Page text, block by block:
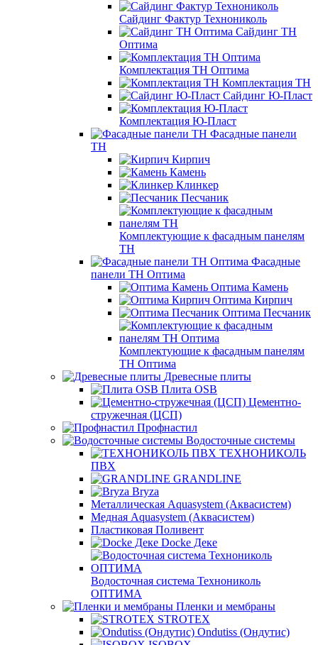
Сайдинг Фактур Технониколь
Сайдинг ТН
Оптима
Комплектация ТН Оптима
Комплектация ТН
Сайдинг Ю-Пласт
Комплектация Ю-Пласт
Фасадные панели
ТН
Кирпич
Камень
Клинкер
Песчаник
Комплектующие к фасадным панелям
ТН
Фасадные
панели ТН Оптима
Оптима Камень
Оптима Кирпич
Оптима Песчаник
Комплектующие к фасадным панелям
ТН Оптима
Древесные плиты
Плита OSB
Цементно-
стружечная (ЦСП)
Профнастил
Водосточные системы
ТЕХНОНИКОЛЬ
ПВХ
GRANDLINE
Bryza
Металлическая Aquasystem (Аквасистем)
Медная Aquasystem (Аквасистем)
Пластиковая Поливент
Docke Деке
Водосточная система Технониколь
ОПТИМА
Пленки и мембраны
STROTEX
Ondutiss (Ондутис)